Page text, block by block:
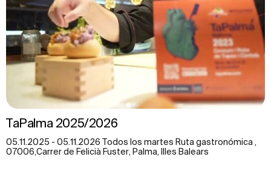
TaPalma 2025/2026
05.11.2025 - 05.11.2026 Todos los martes Ruta gastronómica ,
07006,Carrer de Felicià Fuster, Palma, Illes Balears